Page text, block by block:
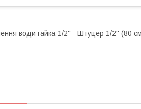
води гайка 1/2'' - Штуцер 1/2'' (80